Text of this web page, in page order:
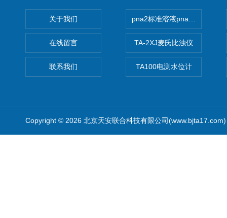
关于我们
在线留言
联系我们
pna2标准溶液pna3 pna4
TA-2XJ麦氏比浊仪
TA100电测水位计
Copyright © 2026 北京天安联合科技有限公司